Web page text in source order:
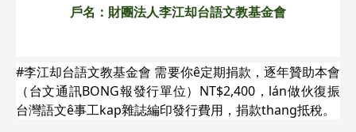
戶名：財團法人李江却台語文教基金會
#李江却台語文教基金會 需要你ê定期捐款，逐年贊助本會
（台文通訊BONG報發行單位）NT$2,400，lán做伙復振
台灣語文ê事工kap雜誌編印發行費用，捐款thang抵稅。